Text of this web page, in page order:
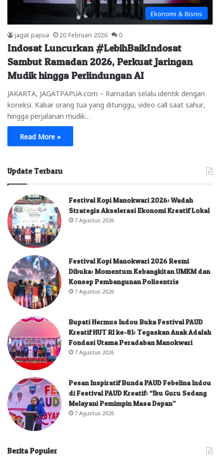
Ekonomi & Bisnis
jagat papua 20 Februari 2026 0
Indosat Luncurkan #LebihBaikIndosat
Sambut Ramadan 2026, Perkuat Jaringan
Mudik hingga Perlindungan AI
JAKARTA, JAGATPAPUA.com – Ramadan selalu identik dengan
koneksi. Kabar orang tua yang ditunggu, video call saat sahur,
hingga perjalanan mudik…
Read More »
Update Terbaru
Festival Kopi Manokwari 2026: Wadah
Strategis Akselerasi Ekonomi Kreatif Lokal
7 Agustus 2026
Festival Kopi Manokwari 2026 Resmi
Dibuka: Momentum Kebangkitan UMKM dan
Konsep Pembangunan Polisentris
7 Agustus 2026
Bupati Hermus Indou Buka Festival PAUD
Kreatif HUT RI ke-81: Tegaskan Anak Adalah
Fondasi Utama Peradaban Manokwari
7 Agustus 2026
Pesan Inspiratif Bunda PAUD Febelina Indou
di Festival PAUD Kreatif: “Ibu Guru Sedang
Melayani Pemimpin Masa Depan”
7 Agustus 2026
Berita Populer